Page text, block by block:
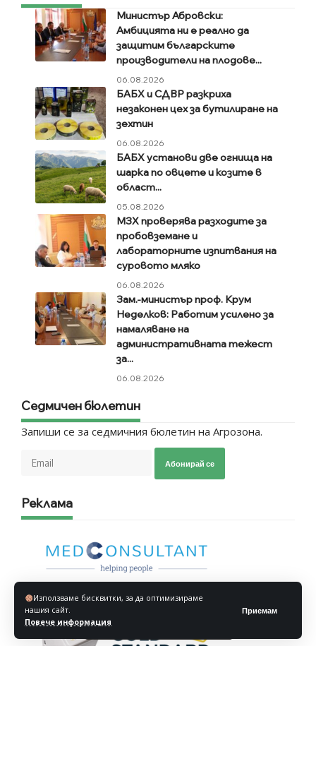
Използваме бисквитки, за да оптимизираме
нашия сайт.
Повече информация
Приемам
Министър Абровски:
Амбицията ни е реално да
защитим българските
производители на плодове...
06.08.2026
БАБХ и СДВР разкриха
незаконен цех за бутилиране на
зехтин
06.08.2026
БАБХ установи две огнища на
шарка по овцете и козите в
област...
05.08.2026
МЗХ проверява разходите за
пробовземане и
лабораторните изпитвания на
суровото мляко
06.08.2026
Зам.-министър проф. Крум
Неделков: Работим усилено за
намаляване на
административната тежест
за...
06.08.2026
Седмичен бюлетин
Запиши се за седмичния бюлетин на Агрозона.
Абонирай се
Реклама